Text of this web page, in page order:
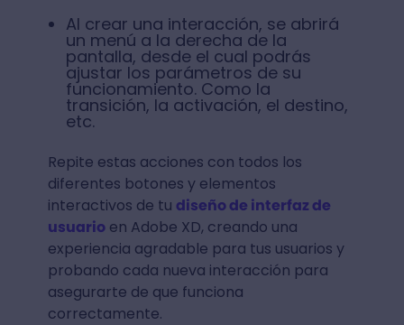
Al crear una interacción, se abrirá
un menú a la derecha de la
pantalla, desde el cual podrás
ajustar los parámetros de su
funcionamiento. Como la
transición, la activación, el destino,
etc.
Repite estas acciones con todos los
diferentes botones y elementos
interactivos de tu diseño de interfaz de
usuarioen Adobe XD, creando una
experiencia agradable para tus usuarios y
probando cada nueva interacción para
asegurarte de que funciona
correctamente.